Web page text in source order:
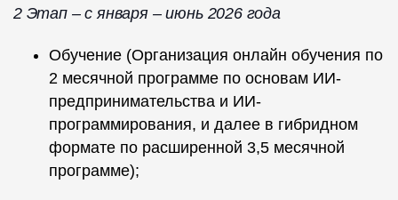
2 Этап – с января – июнь 2026 года
Обучение (Организация онлайн обучения по
2 месячной программе по основам ИИ-
предпринимательства и ИИ-
программирования, и далее в гибридном
формате по расширенной 3,5 месячной
программе);